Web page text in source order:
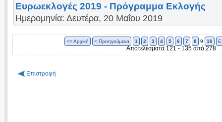
Ευρωεκλογές 2019 - Πρόγραμμα Εκλογής
Ημερομηνία: Δευτέρα, 20 Μαΐου 2019
<< Αρχική < Προηγούμενα 1 2 3 4 5 6 7 8 9 10
Αποτελέσματα 121 - 135 από 278
Επιστροφή